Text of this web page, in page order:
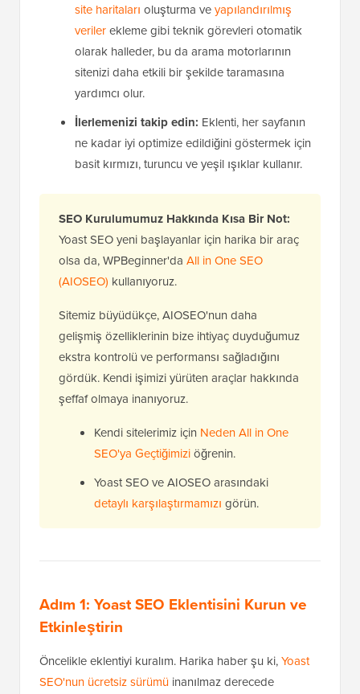
site haritaları oluşturma veyapılandırılmış
verilerekleme gibi teknik görevleri otomatik
olarak halleder, bu da arama motorlarının
sitenizi daha etkili bir şekilde taramasına
yardımcı olur.
İlerlemenizi takip edin: Eklenti, her sayfanın
ne kadar iyi optimize edildiğini göstermek için
basit kırmızı, turuncu ve yeşil ışıklar kullanır.
SEO Kurulumumuz Hakkında Kısa Bir Not:
Yoast SEO yeni başlayanlar için harika bir araç
olsa da, WPBeginner'da All in One SEO
(AIOSEO) kullanıyoruz.
Sitemiz büyüdükçe, AIOSEO'nun daha
gelişmiş özelliklerinin bize ihtiyaç duyduğumuz
ekstra kontrolü ve performansı sağladığını
gördük. Kendi işimizi yürüten araçlar hakkında
şeffaf olmaya inanıyoruz.
Kendi sitelerimiz için Neden All in One
SEO'ya Geçtiğimiziöğrenin.
Yoast SEO ve AIOSEO arasındaki
detaylı karşılaştırmamızı görün.
Adım 1: Yoast SEO Eklentisini Kurun ve
Etkinleştirin
Öncelikle eklentiyi kuralım. Harika haber şu ki,Yoast
SEO'nun ücretsiz sürümü inanılmaz derecede